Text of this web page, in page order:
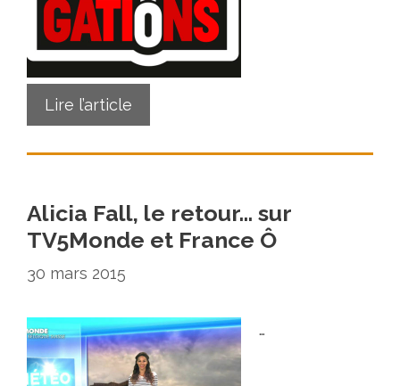
Lire l’article
Alicia Fall, le retour… sur
TV5Monde et France Ô
30 mars 2015
…